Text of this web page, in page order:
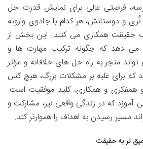
فرصتی عالی برای نمایش قدرت حل
و دوستانش، هر کدام با جادوی وارونه
همکاری می کنند. این بخش از
می دهد که چگونه ترکیب مهارت ها و
منجر به راه حل های خلاقانه و مؤثر
که برای غلبه بر مشکلات بزرگ، هیچ کس
همفکری و همکاری، کلید موفقیت است.
که در زندگی واقعی نیز، مشارکت و
مسیر رسیدن به اهداف را هموارتر کند.
تر به حقیقت